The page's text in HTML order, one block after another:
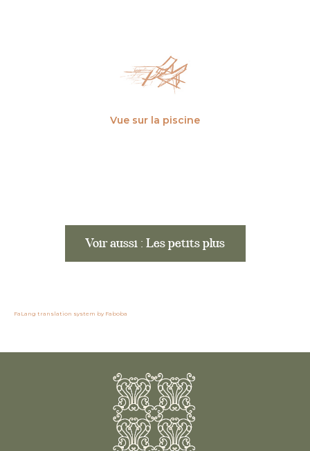
Vue sur la piscine
Voir aussi : Les petits plus
FaLang translation system by Faboba